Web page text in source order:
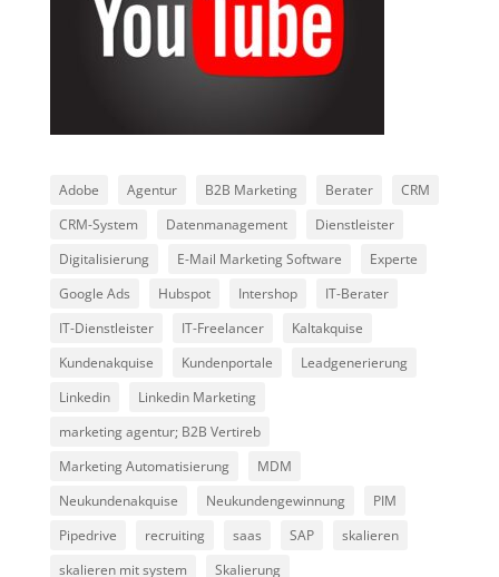
Adobe Agentur B2B Marketing Berater
CRM
CRM-System
Datenmanagement
Dienstleister
Digitalisierung
E-Mail Marketing Software
Experte
Google Ads
Hubspot Intershop
IT-Berater
IT-Dienstleister
IT-Freelancer
Kaltakquise
Kundenakquise
Kundenportale
Leadgenerierung
Linkedin
Linkedin Marketing
marketing agentur; B2B Vertireb
Marketing Automatisierung
MDM
Neukundenakquise
Neukundengewinnung
PIM
Pipedrive
recruiting saas SAP
skalieren
skalieren mit system
Skalierung